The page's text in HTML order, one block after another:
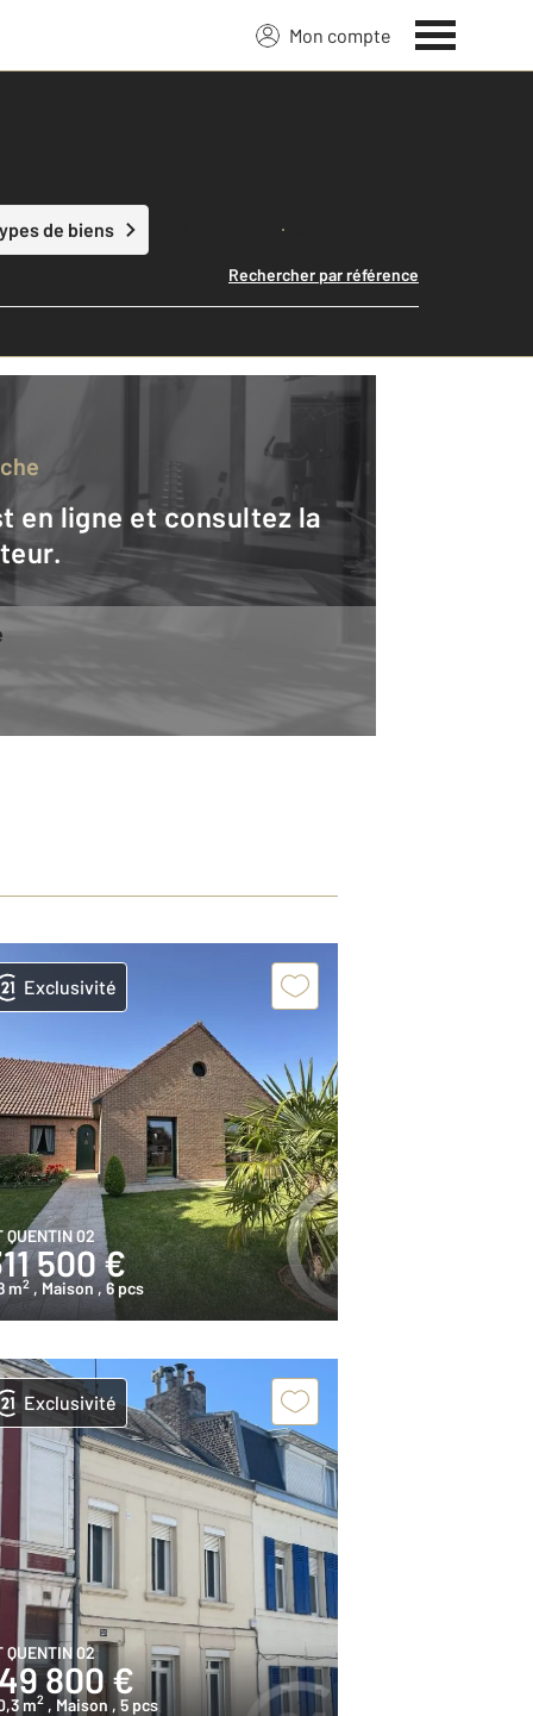
Mon compte
de biens Lancer ma recherche
Rechercher par référence
Exclusivité
QUENTIN 02
500 €
m2 , Maison , 6 pcs
Exclusivité
QUENTIN 02
800 €
m2 , Maison , 5 pcs